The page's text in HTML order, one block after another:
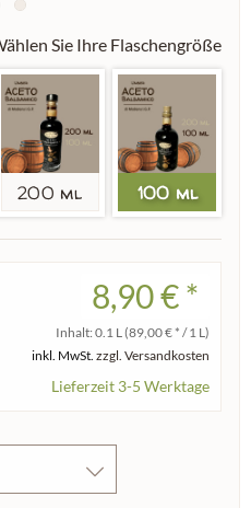
Sie Ihre Flaschengröße
100 ml
200 ml
8,90 € *
Inhalt:0.1 L(89,00 € * / 1 L)
inkl. MwSt.zzgl. Versandkosten
Lieferzeit 3-5 Werktage